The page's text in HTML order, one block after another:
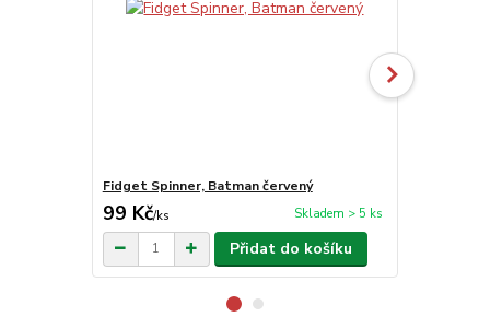
Fidget Spinner, Batman červený
99 Kč/ks Skladem > 5 ks
Přidat do košíku